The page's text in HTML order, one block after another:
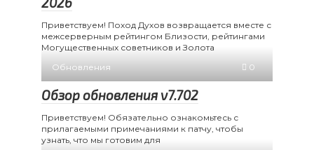
Приветствуем! Поход Духов возвращается вместе с
межсерверным рейтингом Близости, рейтингами
Могущественных советников и Золота
Обновления
0
Обзор обновления v7.702
Приветствуем! Обязательно ознакомьтесь с
прилагаемыми примечаниями к патчу, чтобы
узнать, что мы готовим для